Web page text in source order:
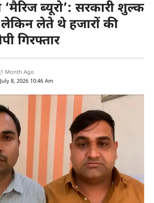
‘मैरिज ब्यूरो’: सरकारी शुल्क
लेते थे हजारों की
गिरफ्तार
8, 2026 10:46 Am
1 Month Ago